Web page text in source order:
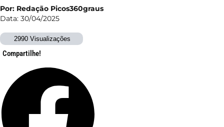
Por: Redação Picos360graus
Data: 30/04/2025
2990 Visualizações
Compartilhe!